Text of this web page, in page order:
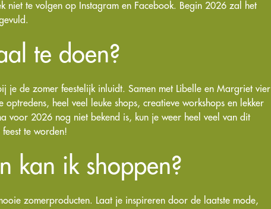
niet te volgen op Instagram en Facebook. Begin 2026 zal het
te doen?
je de zomer feestelijk inluidt. Samen met Libelle en Margriet vier
heel veel leuke shops, creatieve workshops en lekker
voor 2026 nog niet bekend is, kun je weer heel veel van dit
te worden!
kan ik shoppen?
zomerproducten. Laat je inspireren door de laatste mode,